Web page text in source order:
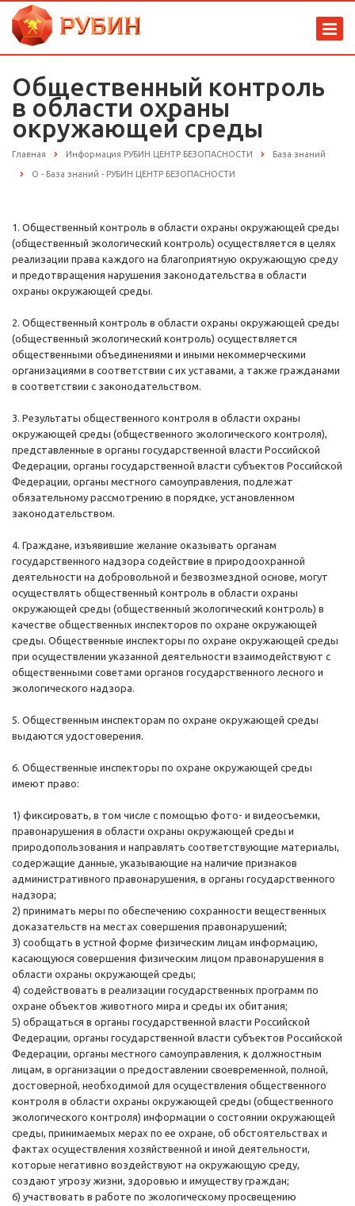
Общественный контроль
в области охраны
окружающей среды
Главная Информация РУБИН ЦЕНТР БЕЗОПАСНОСТИ База знаний
О - База знаний - РУБИН ЦЕНТР БЕЗОПАСНОСТИ
1. Общественный контроль в области охраны окружающей среды
(общественный экологический контроль) осуществляется в целях
реализации права каждого на благоприятную окружающую среду
и предотвращения нарушения законодательства в области
охраны окружающей среды.
2. Общественный контроль в области охраны окружающей среды
(общественный экологический контроль) осуществляется
общественными объединениями и иными некоммерческими
организациями в соответствии с их уставами, а также гражданами
в соответствии с законодательством.
3. Результаты общественного контроля в области охраны
окружающей среды (общественного экологического контроля),
представленные в органы государственной власти Российской
Федерации, органы государственной власти субъектов Российской
Федерации, органы местного самоуправления, подлежат
обязательному рассмотрению в порядке, установленном
законодательством.
4. Граждане, изъявившие желание оказывать органам
государственного надзора содействие в природоохранной
деятельности на добровольной и безвозмездной основе, могут
осуществлять общественный контроль в области охраны
окружающей среды (общественный экологический контроль) в
качестве общественных инспекторов по охране окружающей
среды. Общественные инспекторы по охране окружающей среды
при осуществлении указанной деятельности взаимодействуют с
общественными советами органов государственного лесного и
экологического надзора.
5. Общественным инспекторам по охране окружающей среды
выдаются удостоверения.
6. Общественные инспекторы по охране окружающей среды
имеют право:
1) фиксировать, в том числе с помощью фото- и видеосъемки,
правонарушения в области охраны окружающей среды и
природопользования и направлять соответствующие материалы,
содержащие данные, указывающие на наличие признаков
административного правонарушения, в органы государственного
надзора;
2) принимать меры по обеспечению сохранности вещественных
доказательств на местах совершения правонарушений;
3) сообщать в устной форме физическим лицам информацию,
касающуюся совершения физическим лицом правонарушения в
области охраны окружающей среды;
4) содействовать в реализации государственных программ по
охране объектов животного мира и среды их обитания;
5) обращаться в органы государственной власти Российской
Федерации, органы государственной власти субъектов Российской
Федерации, органы местного самоуправления, к должностным
лицам, в организации о предоставлении своевременной, полной,
достоверной, необходимой для осуществления общественного
контроля в области охраны окружающей среды (общественного
экологического контроля) информации о состоянии окружающей
среды, принимаемых мерах по ее охране, об обстоятельствах и
фактах осуществления хозяйственной и иной деятельности,
которые негативно воздействуют на окружающую среду,
создают угрозу жизни, здоровью и имуществу граждан;
6) участвовать в работе по экологическому просвещению